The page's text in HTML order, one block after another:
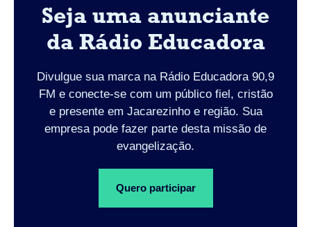
Seja uma anunciante
da Rádio Educadora
Divulgue sua marca na Rádio Educadora 90,9
FM e conecte-se com um público fiel, cristão
e presente em Jacarezinho e região. Sua
empresa pode fazer parte desta missão de
evangelização.
Quero participar